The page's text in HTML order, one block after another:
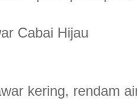
Cabai Hijau
kering, rendam